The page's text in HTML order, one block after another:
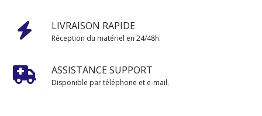
LIVRAISON RAPIDE
Réception du matériel en 24/48h.
ASSISTANCE SUPPORT
Disponible par téléphone et e-mail.